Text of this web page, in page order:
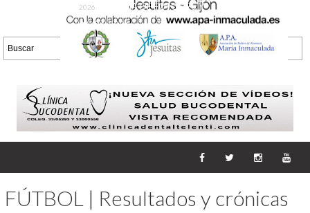
2026
GALERIA DE FOTOS 25 Y
26/04/2026
FÚTBOL | Resultados y crónicas